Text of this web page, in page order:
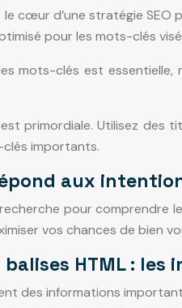
cœur d’une stratégie
pour les mots-clés
mots-clés est
primordiale. Utilisez des
importants.
aux
pour comprendre
vos chances de bien
HTML :
des informations